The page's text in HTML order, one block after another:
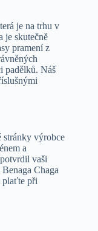
je na trhu v
je skutečně
pramení z
padělků. Náš
stránky výrobce
a
vaši
Chaga
plaťte při